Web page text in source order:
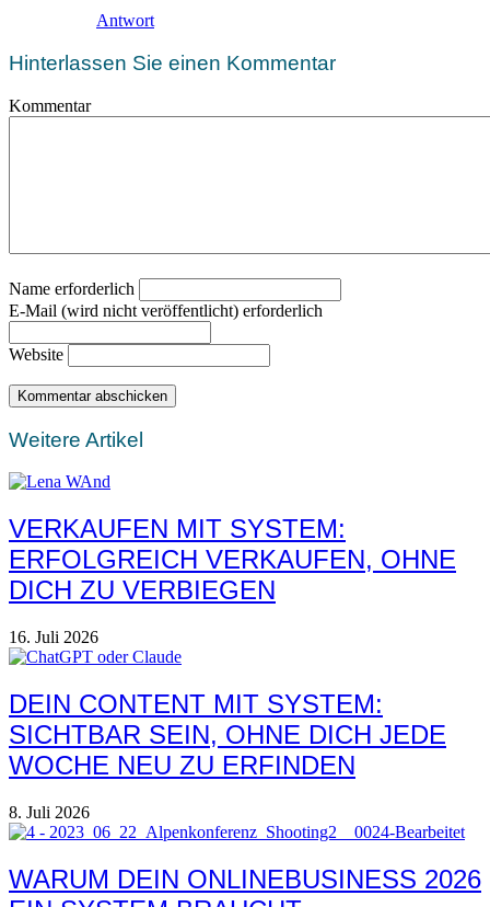
Antwort
Hinterlassen Sie einen Kommentar
Kommentar
Name erforderlich
E-Mail (wird nicht veröffentlicht) erforderlich
Website
Weitere Artikel
VERKAUFEN MIT SYSTEM:
ERFOLGREICH VERKAUFEN, OHNE
DICH ZU VERBIEGEN
16. Juli 2026
DEIN CONTENT MIT SYSTEM:
SICHTBAR SEIN, OHNE DICH JEDE
WOCHE NEU ZU ERFINDEN
8. Juli 2026
WARUM DEIN ONLINEBUSINESS 2026